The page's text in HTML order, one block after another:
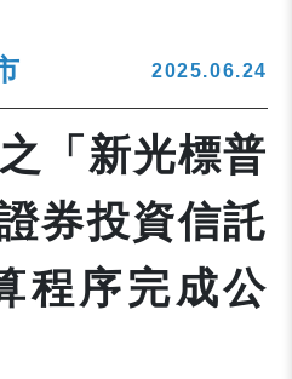
2025.06.24
「新光標普
券投資信託
程序完成公